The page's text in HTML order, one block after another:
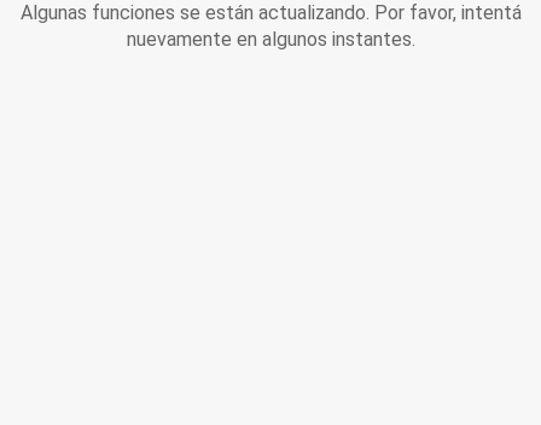
Algunas funciones se están actualizando. Por favor, intentá
nuevamente en algunos instantes.